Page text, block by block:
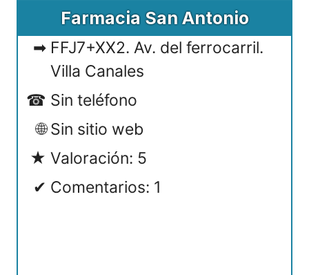
Farmacia San Antonio
FFJ7+XX2. Av. del ferrocarril.
Villa Canales
Sin teléfono
Sin sitio web
Valoración: 5
Comentarios: 1